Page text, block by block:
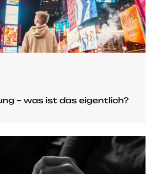
– was ist das eigentlich?